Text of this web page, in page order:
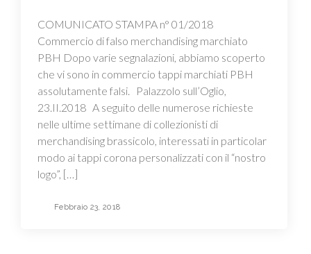
COMUNICATO STAMPA n° 01/2018
Commercio di falso merchandising marchiato
PBH Dopo varie segnalazioni, abbiamo scoperto
che vi sono in commercio tappi marchiati PBH
assolutamente falsi. Palazzolo sull’Oglio,
23.II.2018 A seguito delle numerose richieste
nelle ultime settimane di collezionisti di
merchandising brassicolo, interessati in particolar
modo ai tappi corona personalizzati con il “nostro
logo”, […]
Febbraio 23, 2018